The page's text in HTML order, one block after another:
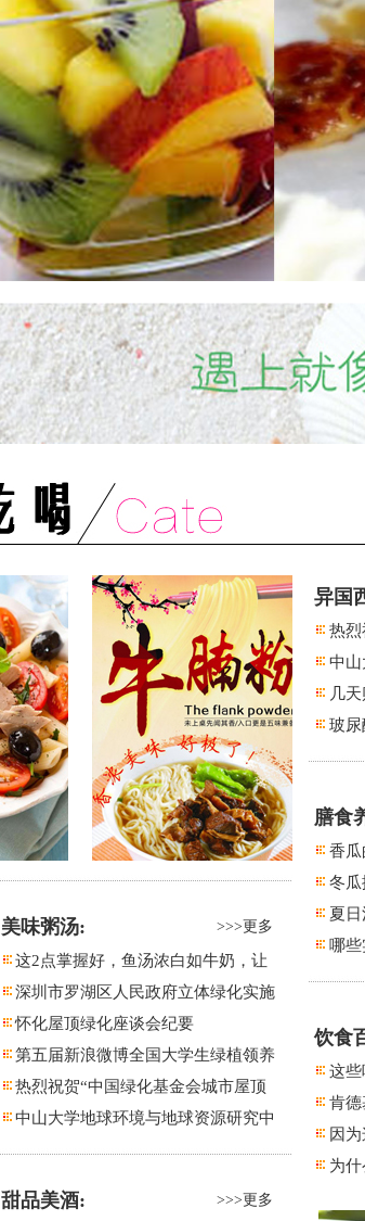
美味粥汤: >>>更多
这2点掌握好，鱼汤浓白如牛奶，让
深圳市罗湖区人民政府立体绿化实施
怀化屋顶绿化座谈会纪要
第五届新浪微博全国大学生绿植领养
热烈祝贺“中国绿化基金会城市屋顶
中山大学地球环境与地球资源研究中
甜品美酒: >>>更多
异国
热烈
中山
几
玻尿
膳食
香瓜
冬瓜
夏
哪
饮食
这些
肯德
因
为